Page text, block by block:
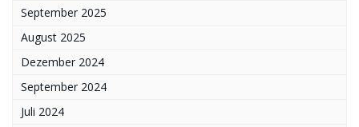
September 2025
August 2025
Dezember 2024
September 2024
Juli 2024